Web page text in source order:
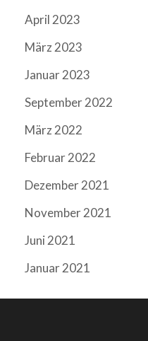
April 2023
März 2023
Januar 2023
September 2022
März 2022
Februar 2022
Dezember 2021
November 2021
Juni 2021
Januar 2021